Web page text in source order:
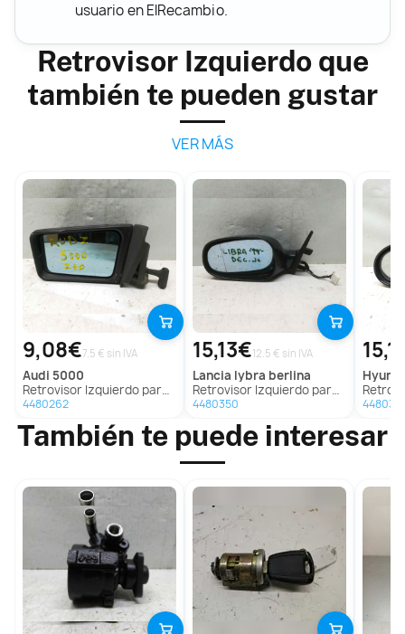
usuario en ElRecambio.
Retrovisor Izquierdo que
también te pueden gustar
VER MÁS
9,08€7.5 € sin IVA
audi 5000
Retrovisor Izquierdo para Audi 5000
4480262
15,13€12.5 € sin IVA
lancia lybra berlina
Retrovisor Izquierdo para Lancia Lybra Berlina
4480350
Retrovisor
También te puede interesar